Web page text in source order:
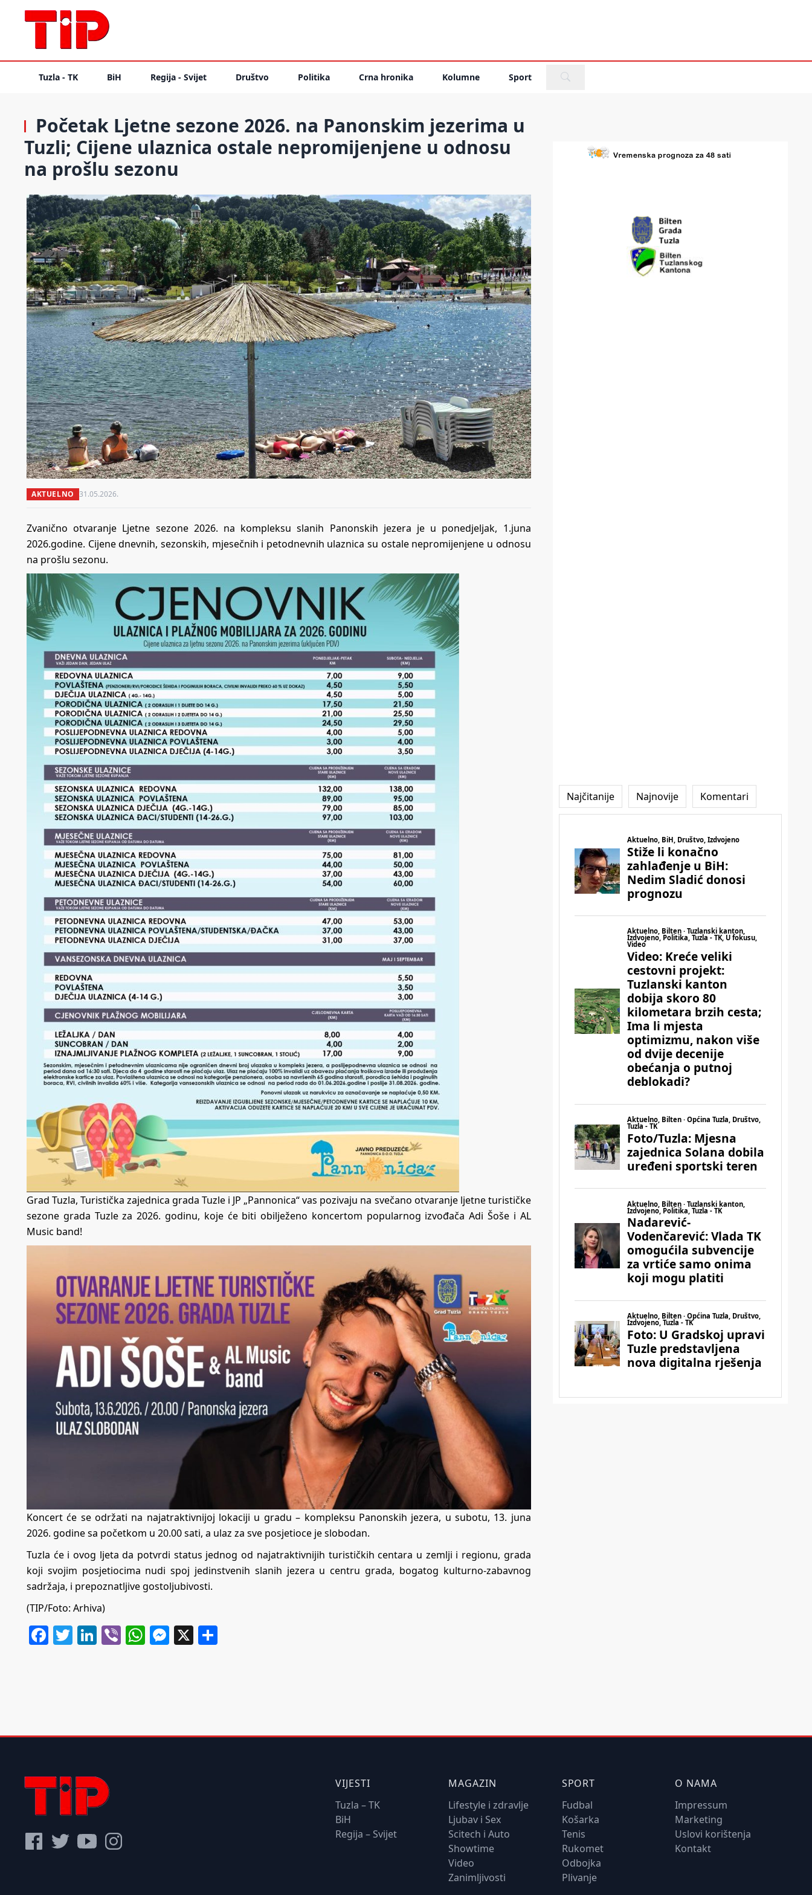
Tuzla - TK BiH Regija - Svijet Društvo Politika Crna hronika Kolumne Sport
Početak Ljetne sezone 2026. na Panonskim jezerima u
Tuzli; Cijene ulaznica ostale nepromijenjene u odnosu
na prošlu sezonu
AKTUELNO 31.05.2026.
Zvanično otvaranje Ljetne sezone 2026. na kompleksu slanih Panonskih jezera je u ponedjeljak, 1.juna
2026.godine. Cijene dnevnih, sezonskih, mjesečnih i petodnevnih ulaznica su ostale nepromijenjene u odnosu
na prošlu sezonu.
Grad Tuzla, Turistička zajednica grada Tuzle i JP „Pannonica“ vas pozivaju na svečano otvaranje ljetne turističke
sezone grada Tuzle za 2026. godinu, koje će biti obilježeno koncertom popularnog izvođača Adi Šoše i AL
Music band!
Koncert će se održati na najatraktivnijoj lokaciji u gradu – kompleksu Panonskih jezera, u subotu, 13. juna
2026. godine sa početkom u 20.00 sati, a ulaz za sve posjetioce je slobodan.
Tuzla će i ovog ljeta da potvrdi status jednog od najatraktivnijih turističkih centara u zemlji i regionu, grada
koji svojim posjetiocima nudi spoj jedinstvenih slanih jezera u centru grada, bogatog kulturno-zabavnog
sadržaja, i prepoznatljive gostoljubivosti.
(TIP/Foto: Arhiva)
Facebook
Twitter
LinkedIn
ViberWhatsApp
Messenger
X
Najčitanije Najnovije Komentari
VIJESTI
Tuzla – TK
BiH
Regija – Svijet
MAGAZIN
Lifestyle i zdravlje
Ljubav i Sex
Scitech i Auto
Showtime
Video
Zanimljivosti
SPORT
Fudbal
Košarka
Tenis
Rukomet
Odbojka
Plivanje
O NAMA
Impressum
Marketing
Uslovi korištenja
Kontakt